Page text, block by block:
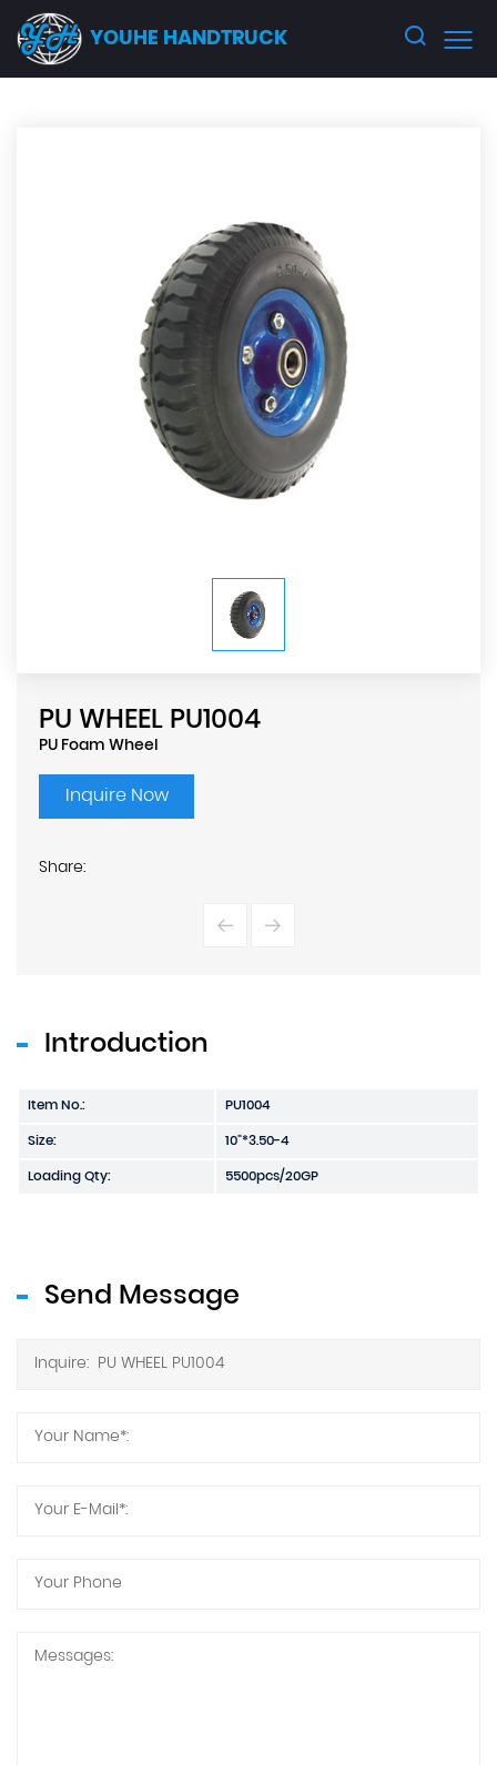
YOUHE HANDTRUCK
PU WHEEL PU1004
PU Foam Wheel
Inquire Now
Share:
Introduction
Item No.:
PU1004
Size:
10"*3.50-4
Loading Qty:
5500pcs/20GP
Send Message